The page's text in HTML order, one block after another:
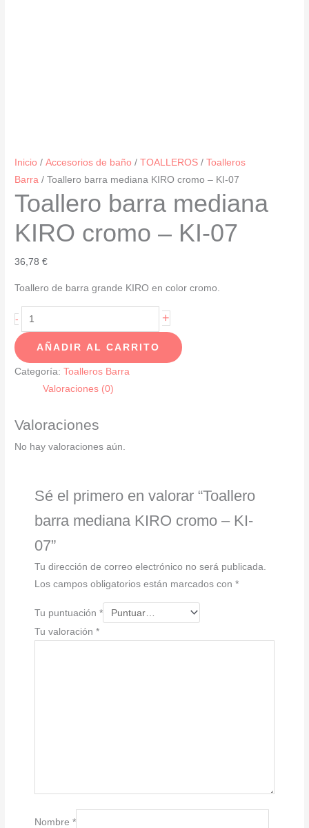
Inicio /Accesorios de baño /TOALLEROS /Toalleros
Barra / Toallero barra mediana KIRO cromo – KI-07
Toallero barra mediana
KIRO cromo – KI-07
36,78€
Toallero de barra grande KIRO en color cromo.
-
Toallero
barra
mediana
KIRO
cromo
KI-
cantidad
+
AÑADIR AL CARRITO
Categoría:Toalleros Barra
Valoraciones (0)
Valoraciones
No hay valoraciones aún.
Sé el primero en valorar “Toallero
barra mediana KIRO cromo – KI-
07”
Tu dirección de correo electrónico no será publicada.
Los campos obligatorios están marcados con*
Tu puntuación*
Tu valoración*
Nombre*